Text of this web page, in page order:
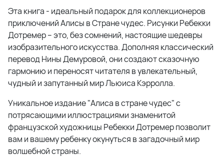
Эта книга - идеальный подарок для коллекционеров
приключений Алисы в Стране чудес. Рисунки Ребекки
Дотремер – это, без сомнений, настоящие шедевры
изобразительного искусства. Дополняя классический
перевод Нины Демуровой, они создают сказочную
гармонию и переносят читателя в увлекательный,
чудный и запутанный мир Льюиса Кэрролла.
Уникальное издание "Алиса в стране чудес" с
потрясающими иллюстрациями знаменитой
французской художницы Ребекки Дотремер позволит
вам и вашему ребенку окунуться в загадочный мир
волшебной страны.